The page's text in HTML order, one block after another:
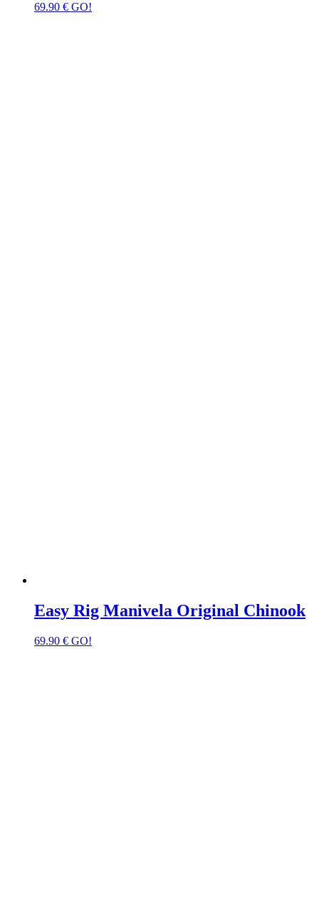
69.90 € GO!
Easy Rig Manivela Original Chinook
69.90 € GO!